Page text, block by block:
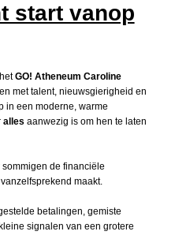
start vanop
GO! Atheneum Caroline
met talent, nieuwsgierigheid en
in een moderne, warme
alles aanwezig is om hen te laten
de financiële
maakt.
betalingen, gemiste
signalen van een grotere